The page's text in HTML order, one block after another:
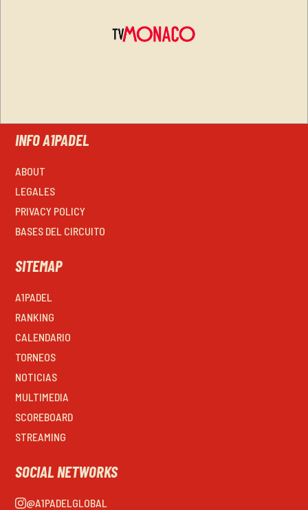
INFO A1PADEL
ABOUT
LEGALES
PRIVACY POLICY
BASES DEL CIRCUITO
SITEMAP
A1PADEL
RANKING
CALENDARIO
TORNEOS
NOTICIAS
MULTIMEDIA
SCOREBOARD
STREAMING
SOCIAL NETWORKS
@A1PADELGLOBAL